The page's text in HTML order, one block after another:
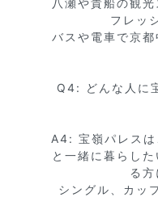
八瀬や貴船の観
フレッ
バスや電車で京
Q4: どんな人に
A4: 宝嶺パレスは
と一緒に暮らし
る方
シングル、カッ